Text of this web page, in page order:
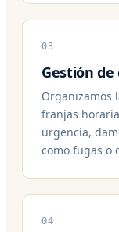
03
Gestión de
Organizamos
franjas
urgencia,
como fugas o
04